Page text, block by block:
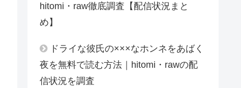
hitomi・raw徹底調査【配信状況まと
め】
ドライな彼氏の×××なホンネをあばく
夜を無料で読む方法｜hitomi・rawの配
信状況を調査